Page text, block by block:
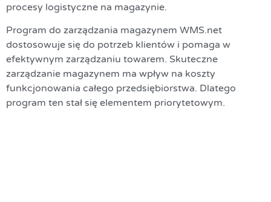
procesy logistyczne na magazynie.
Program do zarządzania magazynem WMS.net
dostosowuje się do potrzeb klientów i pomaga w
efektywnym zarządzaniu towarem. Skuteczne
zarządzanie magazynem ma wpływ na koszty
funkcjonowania całego przedsiębiorstwa. Dlatego
program ten stał się elementem priorytetowym.